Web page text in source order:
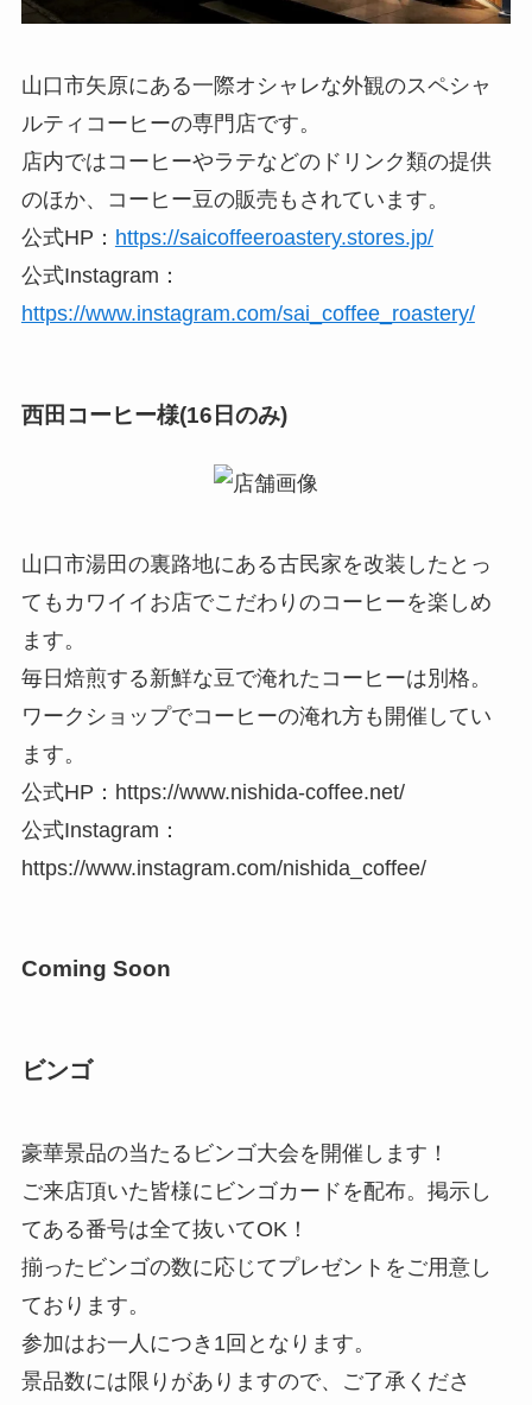
山口市矢原にある一際オシャレな外観のスペシャ
ルティコーヒーの専門店です。
店内ではコーヒーやラテなどのドリンク類の提供
のほか、コーヒー豆の販売もされています。
公式HP： https://saicoffeeroastery.stores.jp/
公式Instagram：
https://www.instagram.com/sai_coffee_roastery/
西田コーヒー様(16日のみ)
山口市湯田の裏路地にある古民家を改装したとっ
てもカワイイお店でこだわりのコーヒーを楽しめ
ます。
毎日焙煎する新鮮な豆で淹れたコーヒーは別格。
ワークショップでコーヒーの淹れ方も開催してい
ます。
公式HP：https://www.nishida-coffee.net/
公式Instagram：
https://www.instagram.com/nishida_coffee/
Coming Soon
ビンゴ
豪華景品の当たるビンゴ大会を開催します！
ご来店頂いた皆様にビンゴカードを配布。掲示し
てある番号は全て抜いてOK！
揃ったビンゴの数に応じてプレゼントをご用意し
ております。
参加はお一人につき1回となります。
景品数には限りがありますので、ご了承くださ